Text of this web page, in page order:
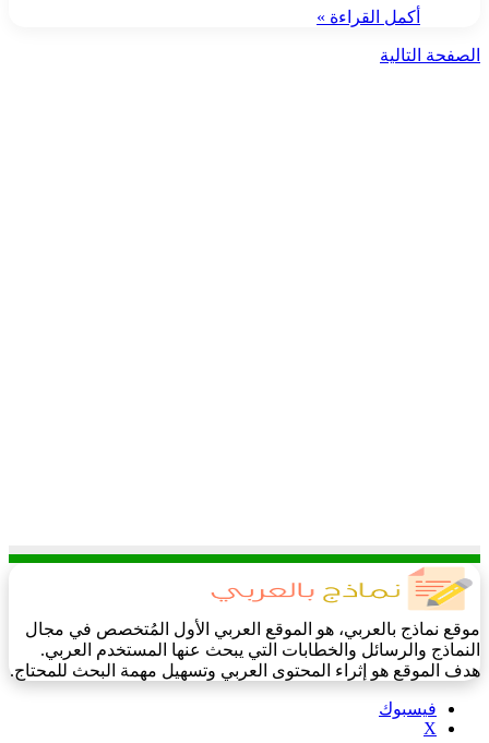
أكمل القراءة »
الصفحة التالية
موقع نماذج بالعربي، هو الموقع العربي الأول المُتخصص في مجال
النماذج والرسائل والخطابات التي يبحث عنها المستخدم العربي.
هدف الموقع هو إثراء المحتوى العربي وتسهيل مهمة البحث للمحتاج.
فيسبوك
‫X